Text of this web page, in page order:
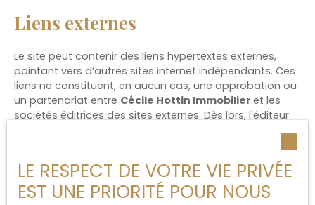
Liens externes
Le site peut contenir des liens hypertextes externes,
pointant vers d’autres sites internet indépendants. Ces
liens ne constituent, en aucun cas, une approbation ou
un partenariat entre Cécile Hottin Immobilier et les
sociétés éditrices des sites externes. Dès lors, l'éditeur
éléments ou services présentés. En outre, l'éditeur du
présent site ne garantit pas la qualité permanente et
continue du contenu de ces sites.
LE RESPECT DE VOTRE VIE PRIVÉE
EST UNE PRIORITÉ POUR NOUS